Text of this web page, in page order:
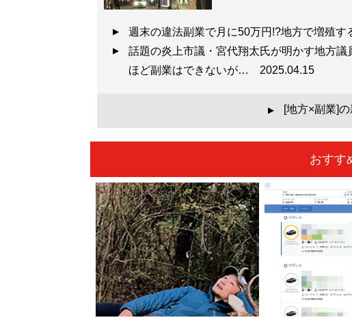
週末の違法副業で月に50万円!?地方で増殖
話題の炎上市議・宮代翔太氏が明かす地方
ほど副業はできないが… 2025.04.15
▲ [地方×副業]
おすす